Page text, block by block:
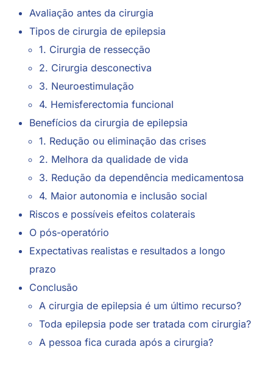
Avaliação antes da cirurgia
Tipos de cirurgia de epilepsia
1. Cirurgia de ressecção
2. Cirurgia desconectiva
3. Neuroestimulação
4. Hemisferectomia funcional
Benefícios da cirurgia de epilepsia
1. Redução ou eliminação das crises
2. Melhora da qualidade de vida
3. Redução da dependência medicamentosa
4. Maior autonomia e inclusão social
Riscos e possíveis efeitos colaterais
O pós-operatório
Expectativas realistas e resultados a longo
prazo
Conclusão
A cirurgia de epilepsia é um último recurso?
Toda epilepsia pode ser tratada com cirurgia?
A pessoa fica curada após a cirurgia?